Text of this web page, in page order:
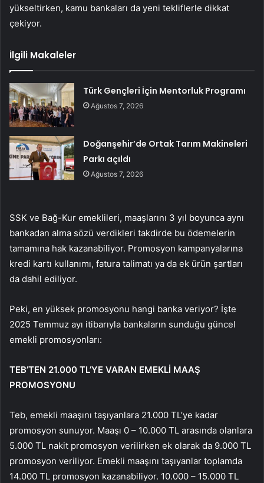
yükseltirken, kamu bankaları da yeni tekliflerle dikkat
çekiyor.
İlgili Makaleler
Türk Gençleri İçin Mentorluk Programı
Ağustos 7, 2026
Doğanşehir’de Ortak Tarım Makineleri
Parkı açıldı
Ağustos 7, 2026
SSK ve Bağ-Kur emeklileri, maaşlarını 3 yıl boyunca aynı
bankadan alma sözü verdikleri takdirde bu ödemelerin
tamamına hak kazanabiliyor. Promosyon kampanyalarına
kredi kartı kullanımı, fatura talimatı ya da ek ürün şartları
da dahil ediliyor.
Peki, en yüksek promosyonu hangi banka veriyor? İşte
2025 Temmuz ayı itibarıyla bankaların sunduğu güncel
emekli promosyonları:
TEB’TEN 21.000 TL’YE VARAN EMEKLİ MAAŞ
PROMOSYONU
Teb, emekli maaşını taşıyanlara 21.000 TL’ye kadar
promosyon sunuyor. Maaşı 0 – 10.000 TL arasında olanlara
5.000 TL nakit promosyon verilirken ek olarak da 9.000 TL
promosyon veriliyor. Emekli maaşını taşıyanlar toplamda
14.000 TL promosyon kazanabiliyor. 10.000 – 15.000 TL